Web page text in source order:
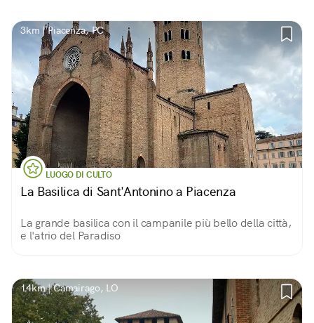
3km | Piacenza, PC
LUOGO DI CULTO
La Basilica di Sant'Antonino a Piacenza
La grande basilica con il campanile più bello della città,
e l'atrio del Paradiso
14km | Camairago, LO